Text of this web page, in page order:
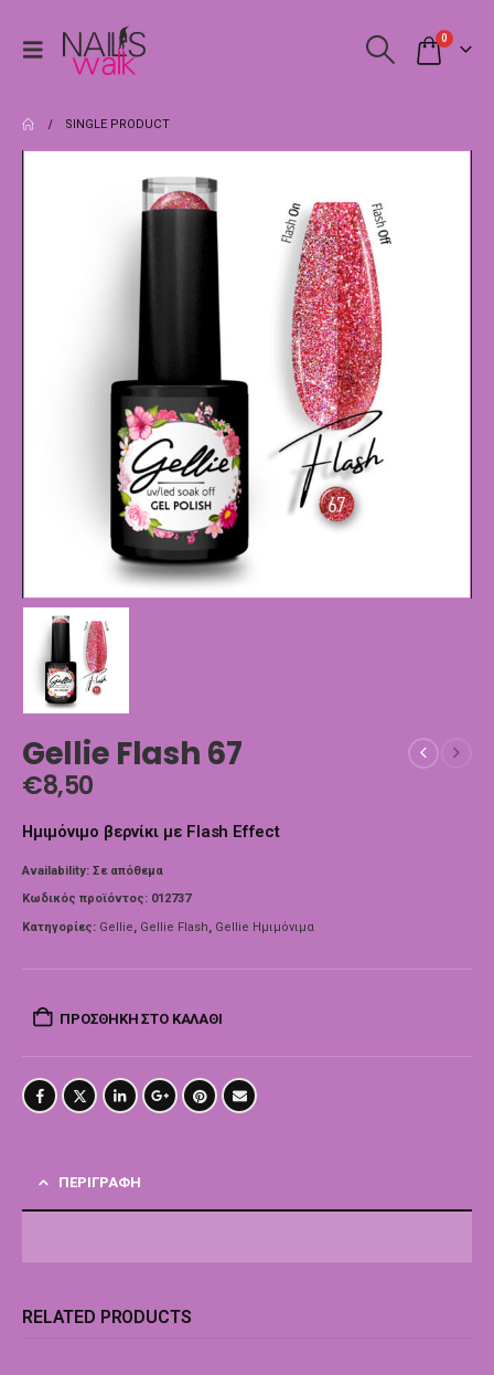
0
SINGLE PRODUCT
Gellie Flash 67
€8,50
Ημιμόνιμο βερνίκι με Flash Effect
Availability: Σε απόθεμα
Κωδικός προϊόντος: 012737
Κατηγορίες: Gellie, Gellie Flash, Gellie Ημιμόνιμα
ΠΡΟΣΘΉΚΗ ΣΤΟ ΚΑΛΆΘΙ
ΠΕΡΙΓΡΑΦΉ
RELATED PRODUCTS